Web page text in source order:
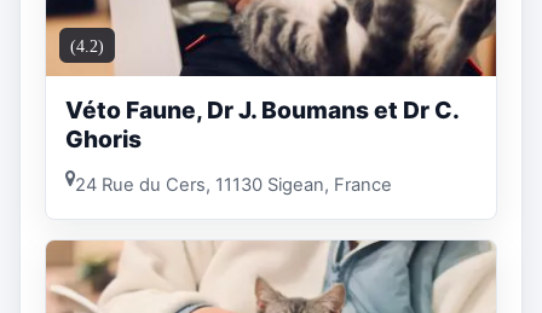
(4.2)
Véto Faune, Dr J. Boumans et Dr C.
Ghoris
24 Rue du Cers, 11130 Sigean, France